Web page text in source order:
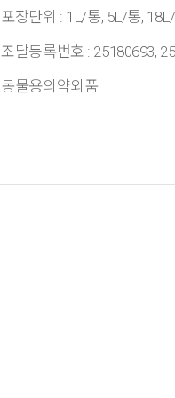
포장단위 : 1L/통, 5L/통,
조달등록번호 : 25180693,
동물용의약외품